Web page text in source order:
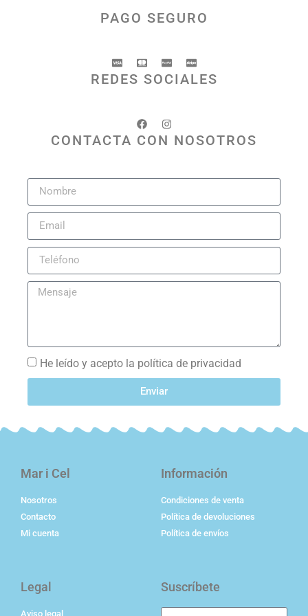
PAGO SEGURO
REDES SOCIALES
CONTACTA CON NOSOTROS
He leído y acepto la política de privacidad
Enviar
Mar i Cel
Nosotros
Contacto
Mi cuenta
Información
Condiciones de venta
Política de devoluciones
Política de envíos
Legal
Aviso legal
Suscríbete